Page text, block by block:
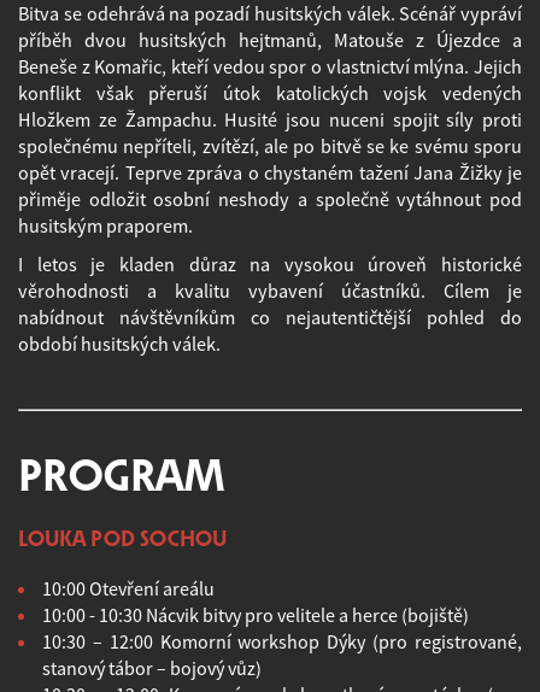
Bitva se odehrává na pozadí husitských válek. Scénář vypráví
příběh dvou husitských hejtmanů, Matouše z Újezdce a
Beneše z Komařic, kteří vedou spor o vlastnictví mlýna. Jejich
konflikt však přeruší útok katolických vojsk vedených
Hložkem ze Žampachu. Husité jsou nuceni spojit síly proti
společnému nepříteli, zvítězí, ale po bitvě se ke svému sporu
opět vracejí. Teprve zpráva o chystaném tažení Jana Žižky je
přiměje odložit osobní neshody a společně vytáhnout pod
husitským praporem.
I letos je kladen důraz na vysokou úroveň historické
věrohodnosti a kvalitu vybavení účastníků. Cílem je
nabídnout návštěvníkům co nejautentičtější pohled do
období husitských válek.
PROGRAM
LOUKA POD SOCHOU
10:00 Otevření areálu
10:00 - 10:30 Nácvik bitvy pro velitele a herce (bojiště)
10:30 – 12:00 Komorní workshop Dýky (pro registrované,
stanový tábor – bojový vůz)